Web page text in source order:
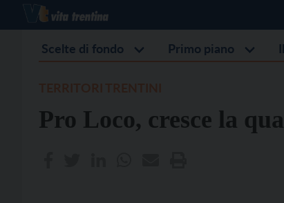
Scelte di fondo Primo piano
Pro Loco, cresce la